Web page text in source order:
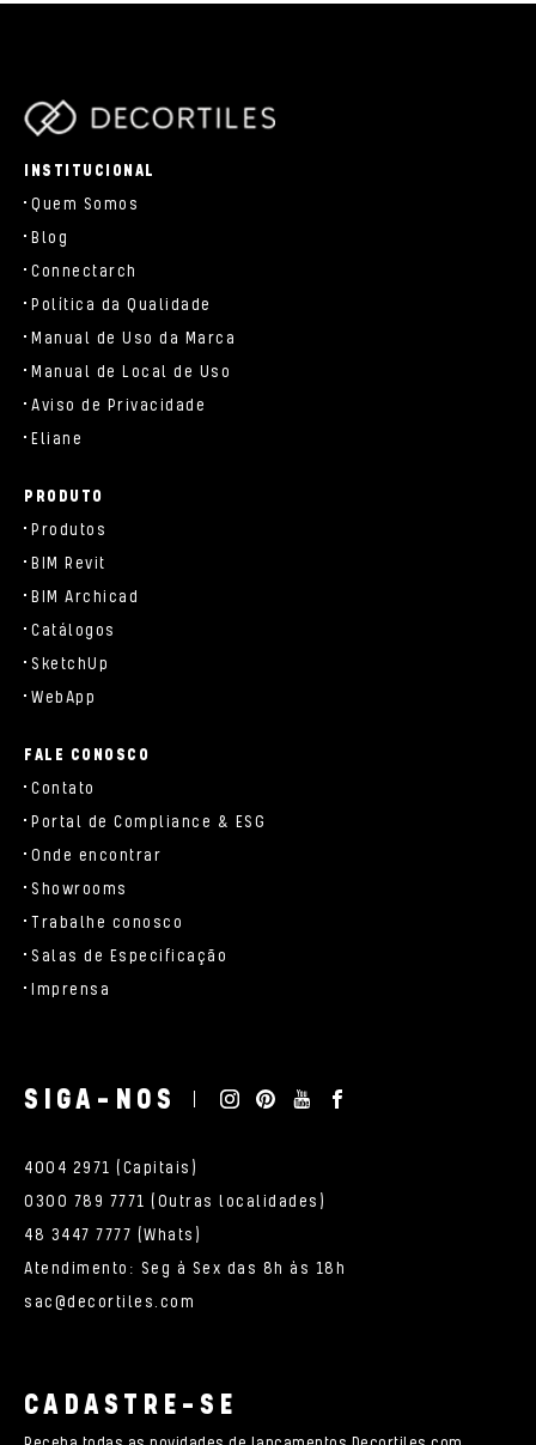
INSTITUCIONAL
Quem Somos
Blog
Connectarch
Política da Qualidade
Manual de Uso da Marca
Manual de Local de Uso
Aviso de Privacidade
Eliane
PRODUTO
Produtos
BIM Revit
BIM Archicad
Catálogos
SketchUp
WebApp
FALE CONOSCO
Contato
Portal de Compliance & ESG
Onde encontrar
Showrooms
Trabalhe conosco
Salas de Especificação
Imprensa
SIGA-NOS
4004 2971 (Capitais)
0300 789 7771 (Outras localidades)
48 3447 7777 (Whats)
Atendimento: Seg à Sex das 8h às 18h
sac@decortiles.com
CADASTRE-SE